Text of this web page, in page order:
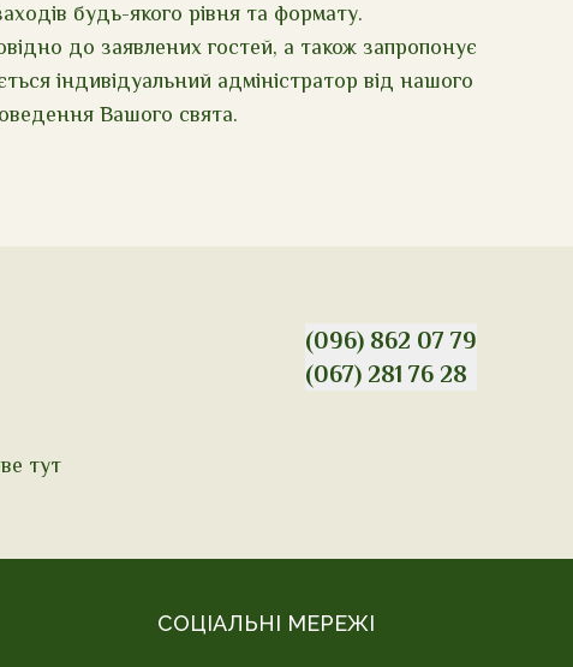
будь-якого рівня та формату.
до заявлених гостей, а також запропонує
індивідуальний адміністратор від нашого
Вашого свята.
(096) 862 07 79
(067) 281 76 28
тут
СОЦІАЛЬНІ МЕРЕЖІ